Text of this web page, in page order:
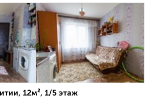
12м², 1/5 этаж